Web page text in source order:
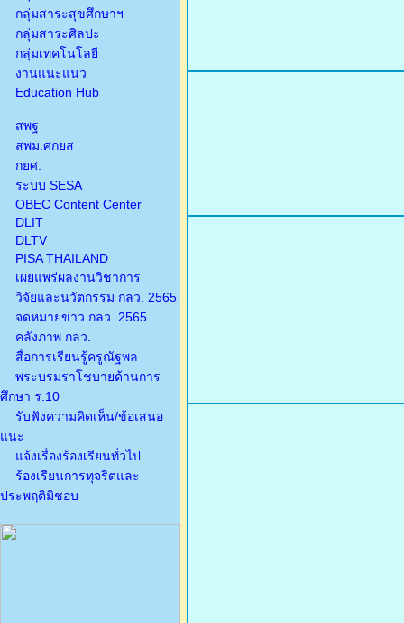
กลุ่มสาระสุขศึกษาฯ
กลุ่มสาระศิลปะ
กลุ่มเทคโนโลยี
งานแนะแนว
Education Hub
สพฐ
สพม.ศกยส
กยศ.
ระบบ SESA
OBEC Content Center
DLIT
DLTV
PISA THAILAND
เผยแพร่ผลงานวิชาการ
วิจัยและนวัตกรรม กลว. 2565
จดหมายข่าว กลว. 2565
คลังภาพ กลว.
สื่อการเรียนรู้ครูณัฐพล
พระบรมราโชบายด้านการ
ศึกษา ร.10
รับฟังความคิดเห็น/ข้อเสนอ
แนะ
แจ้งเรื่องร้องเรียนทั่วไป
ร้องเรียนการทุจริตและ
ประพฤติมิชอบ